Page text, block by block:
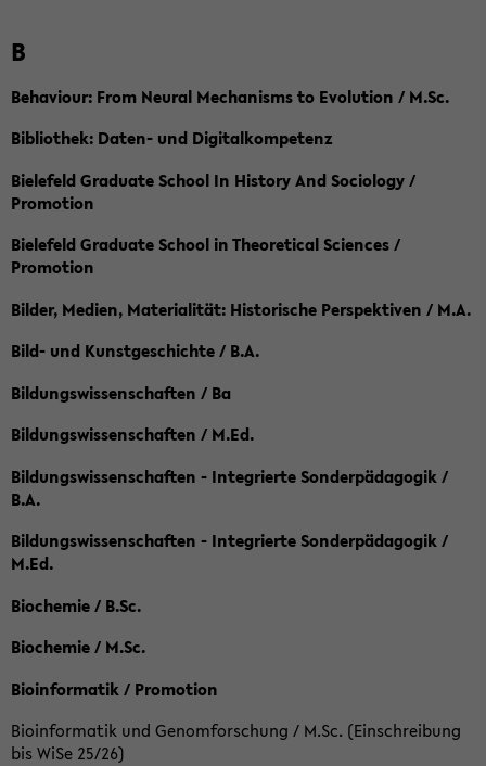
B
Behaviour: From Neural Mechanisms to Evolution / M.Sc.
Bibliothek: Daten- und Digitalkompetenz
Bielefeld Graduate School In History And Sociology /
Promotion
Bielefeld Graduate School in Theoretical Sciences /
Promotion
Bilder, Medien, Materialität: Historische Perspektiven / M.A.
Bild- und Kunstgeschichte / B.A.
Bildungswissenschaften / Ba
Bildungswissenschaften / M.Ed.
Bildungswissenschaften - Integrierte Sonderpädagogik /
B.A.
Bildungswissenschaften - Integrierte Sonderpädagogik /
M.Ed.
Biochemie / B.Sc.
Biochemie / M.Sc.
Bioinformatik / Promotion
Bioinformatik und Genomforschung / M.Sc. (Einschreibung
bis WiSe 25/26)